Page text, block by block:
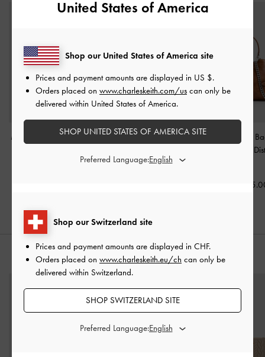
Mini Delfina Tote Bag mit
Allyn Strukturierte Trapez-
Delfina Tote
STYLE IT WITH
United States of America
Shop our Switzerland site
Prices and payment amounts are displayed in CHF.
Orders placed on www.charleskeith.eu/ch can only be
delivered within Switzerland.
SHOP SWITZERLAND SITE
Preferred Language:
Shop our United States of America site
Prices and payment amounts are displayed in US $.
Orders placed on www.charleskeith.com/us can only be
delivered within United States of America.
SHOP UNITED STATES OF AMERICA SITE
Preferred Language: